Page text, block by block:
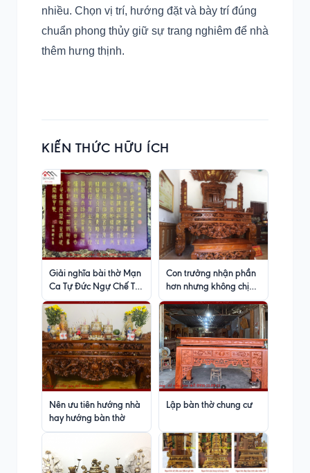
nhiều. Chọn vị trí, hướng đặt và bày trí đúng
chuẩn phong thủy giữ sự trang nghiêm để nhà
thêm hưng thịnh.
KIẾN THỨC HỮU ÍCH
Giải nghĩa bài thờ Mạn
Ca Tự Đức Ngự Chế Thi
viết bằng Triện thư
Con trưởng nhận phần
hơn nhưng không chịu
lập bàn thờ
Nên ưu tiên hướng nhà
hay hướng bàn thờ
Lập bàn thờ chung cư